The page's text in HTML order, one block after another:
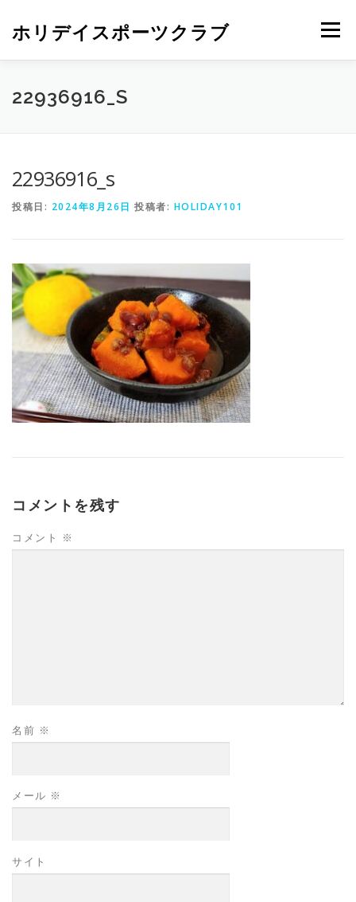
ホリデイスポーツクラブ メニュー
22936916_S
22936916_s
投稿日: 2024年8月26日 投稿者: HOLIDAY101
コメントを残す
コメント ※
名前 ※
メール ※
サイト